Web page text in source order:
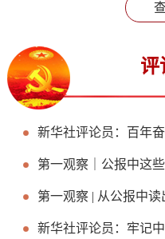
评
新华社评论员：百年
第一观察｜公报中这
第一观察 | 从公报中读
新华社评论员：牢记